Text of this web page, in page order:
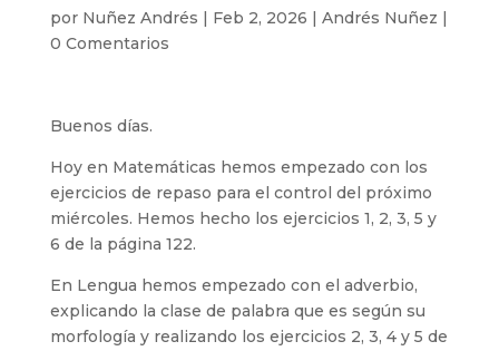
por Nuñez Andrés | Feb 2, 2026 | Andrés Nuñez |
0 Comentarios
Buenos días.
Hoy en Matemáticas hemos empezado con los
ejercicios de repaso para el control del próximo
miércoles. Hemos hecho los ejercicios 1, 2, 3, 5 y
6 de la página 122.
En Lengua hemos empezado con el adverbio,
explicando la clase de palabra que es según su
morfología y realizando los ejercicios 2, 3, 4 y 5 de